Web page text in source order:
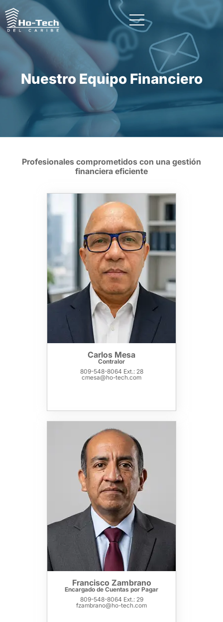
Nuestro Equipo Financiero
Profesionales comprometidos con una gestión
financiera eficiente
Carlos Mesa
Contralor
809-548-8064 Ext.: 28
cmesa@ho-tech.com
Francisco Zambrano
Encargado de Cuentas por Pagar
809-548-8064 Ext.: 29
fzambrano@ho-tech.com